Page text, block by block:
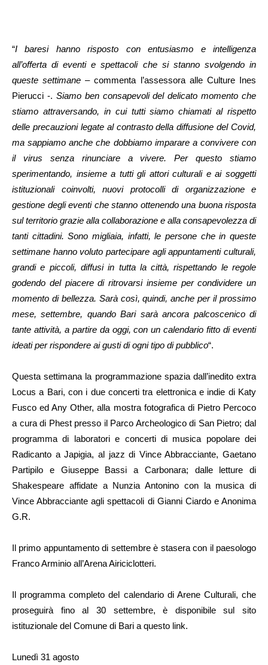
“I baresi hanno risposto con entusiasmo e intelligenza
all’offerta di eventi e spettacoli che si stanno svolgendo in
queste settimane – commenta l’assessora alle Culture Ines
Pierucci -. Siamo ben consapevoli del delicato momento che
stiamo attraversando, in cui tutti siamo chiamati al rispetto
delle precauzioni legate al contrasto della diffusione del Covid,
ma sappiamo anche che dobbiamo imparare a convivere con
il virus senza rinunciare a vivere. Per questo stiamo
sperimentando, insieme a tutti gli attori culturali e ai soggetti
istituzionali coinvolti, nuovi protocolli di organizzazione e
gestione degli eventi che stanno ottenendo una buona risposta
sul territorio grazie alla collaborazione e alla consapevolezza di
tanti cittadini. Sono migliaia, infatti, le persone che in queste
settimane hanno voluto partecipare agli appuntamenti culturali,
grandi e piccoli, diffusi in tutta la città, rispettando le regole
godendo del piacere di ritrovarsi insieme per condividere un
momento di bellezza. Sarà così, quindi, anche per il prossimo
mese, settembre, quando Bari sarà ancora palcoscenico di
tante attività, a partire da oggi, con un calendario fitto di eventi
ideati per rispondere ai gusti di ogni tipo di pubblico“.
Questa settimana la programmazione spazia dall’inedito extra
Locus a Bari, con i due concerti tra elettronica e indie di Katy
Fusco ed Any Other, alla mostra fotografica di Pietro Percoco
a cura di Phest presso il Parco Archeologico di San Pietro; dal
programma di laboratori e concerti di musica popolare dei
Radicanto a Japigia, al jazz di Vince Abbracciante, Gaetano
Partipilo e Giuseppe Bassi a Carbonara; dalle letture di
Shakespeare affidate a Nunzia Antonino con la musica di
Vince Abbracciante agli spettacoli di Gianni Ciardo e Anonima
G.R.
Il primo appuntamento di settembre è stasera con il paesologo
Franco Arminio all’Arena Airiciclotteri.
Il programma completo del calendario di Arene Culturali, che
proseguirà fino al 30 settembre, è disponibile sul sito
istituzionale del Comune di Bari a questo link.
Lunedì 31 agosto